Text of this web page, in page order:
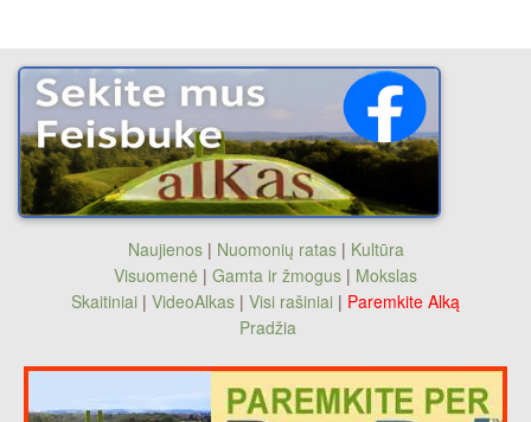
Naujienos| Nuomonių ratas| Kultūra
Visuomenė | Gamta ir žmogus | Mokslas
Skaitiniai | VideoAlkas | Visi rašiniai | Paremkite Alką
Pradžia